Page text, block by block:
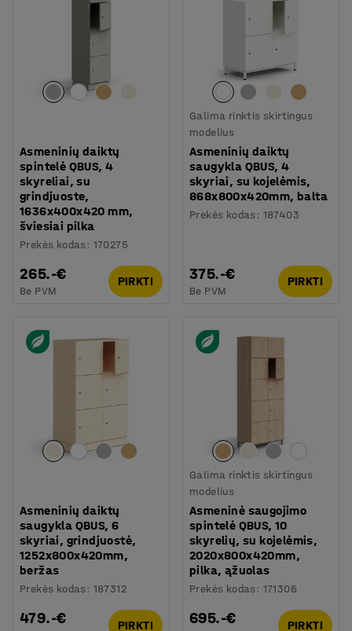
Asmeninių daiktų
spintelė QBUS, 4
skyreliai, su
grindjuoste,
1636x400x420 mm,
šviesiai pilka
Prekės kodas : 170275
265.-€
Be PVM
PIRKTI
Galima rinktis skirtingus
modelius
Asmeninių daiktų
saugykla QBUS, 4
skyriai, su kojelėmis,
868x800x420mm, balta
Prekės kodas : 187403
375.-€
Be PVM
PIRKTI
Asmeninių daiktų
saugykla QBUS, 6
skyriai, grindjuostė,
1252x800x420mm,
beržas
Prekės kodas : 187312
479.-€ PIRKTI
Galima rinktis skirtingus
modelius
Asmeninė saugojimo
spintelė QBUS, 10
skyrelių, su kojelėmis,
2020x800x420mm,
pilka, ąžuolas
Prekės kodas : 171306
695.-€ PIRKTI